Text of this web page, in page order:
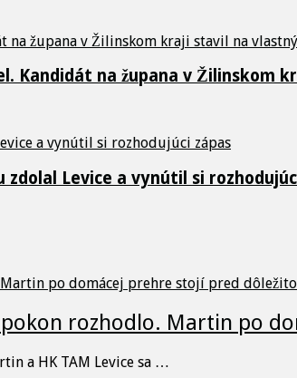
Kandidát na župana v Žilinskom
Levice a vynútil si
rozhodlo. Martin po
a HK TAM Levice sa …